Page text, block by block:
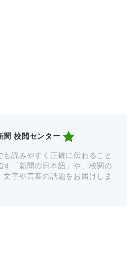
聞 校閲センター
も読みやすく正確に伝わること
す「新聞の日本語」や、校閲の
文字や言葉の話題をお届けしま